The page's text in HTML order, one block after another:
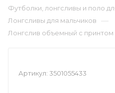
Футболки, лонгсливы и поло
Лонгсливы для мальчиков —
Лонгслив объемный с
Артикул: 3501055433